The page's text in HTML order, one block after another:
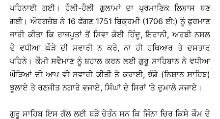
ਪਹਿਨਾਈ ਗਈ। ਹੌਲੀ-ਹੌਲੀ ਗੁਲਾਮਾਂ ਦਾ ਪ੍ਰਮਾਣਿਕ ਲਿਬਾਸ ਬਣ
ਗਈ। ਔਰਗਜ਼ੇਬ ਨੇ 16 ਫੱਗਣ 1751 ਬਿਕ੍ਰਮੀ (1706 ਈ:) ਨੂੰ ਫੁਰਮਾਣ
ਜਾਰੀ ਕੀਤਾ ਕਿ ਰਾਜਪੂਤਾਂ ਤੋਂ ਸਿਵਾ ਕੋਈ ਹਿੰਦੂ, ਇਰਾਨੀ, ਅਰਬੀ ਨਸਲ
ਦੇ ਵਧੀਆ ਘੌੜੇ ਦੀ ਸਵਾਰੀ ਨ ਕਰੇ, ਨਾ ਹੀ ਹਥਿਆਰ ਤੇ ਦਸਤਾਰ
ਪਹਿਨੇ। ਕੌਮੀ ਸਵੈਮਾਣ ਨੂੰ ਬਹਾਲ ਕਰਨ ਲਈ ਗੁਰੂ ਸਾਹਿਬਾਨ ਨੇ ਵਧੀਆ
ਘੌੜਿਆਂ ਦੀ ਆਪ ਵੀ ਸਵਾਰੀ ਕੀਤੀ ਤੇ ਕਰਾਈ, ਝੰਡੇ (ਨਿਸ਼ਾਨ ਸਾਹਿਬ)
ਝੂਲਾਏ ਤੇ ਰਣਜੀਤ ਨਗਾਰੇ ਵਜਾਏ, ਸਿੰਘਾਂ ਦੇ ਸਿਰਾਂ ’ਤੇ ਦੁਮਾਲੇ ਸਜਾਏ।
ਗੁਰੂ ਸਾਹਿਬ ਇਸ ਗੱਲ ਲਈ ਬੜੇ ਚੇਤੰਨ ਸਨ ਕਿ ਜਿੰਨਾ ਚਿਰ ਕਿਸੇ ਕੌਮ ਦੇ